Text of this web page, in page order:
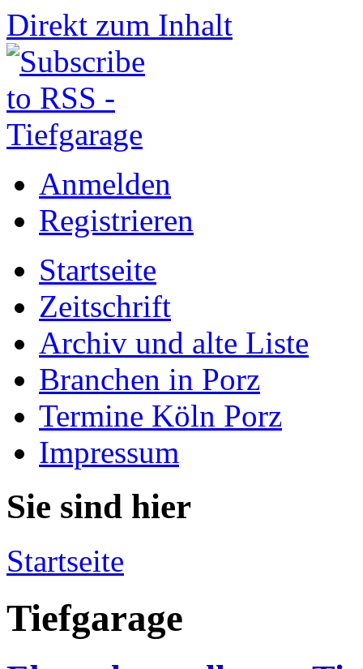
Direkt zum Inhalt
Anmelden
Registrieren
Startseite
Zeitschrift
Archiv und alte Liste
Branchen in Porz
Termine Köln Porz
Impressum
Sie sind hier
Startseite
Tiefgarage